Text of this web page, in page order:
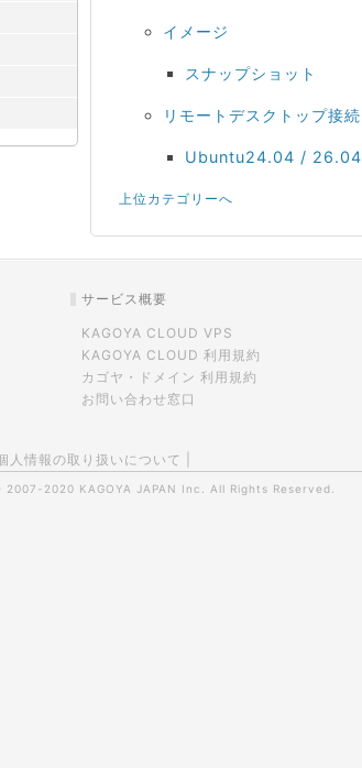
イメージ
スナップショット
リモートデスクトップ接続
Ubuntu24.04 / 26.04
上位カテゴリーへ
サービス概要
KAGOYA CLOUD VPS
KAGOYA CLOUD 利用規約
カゴヤ・ドメイン 利用規約
お問い合わせ窓口
人情報の取り扱いについて
2020 KAGOYA JAPAN Inc. All Rights Reserved.